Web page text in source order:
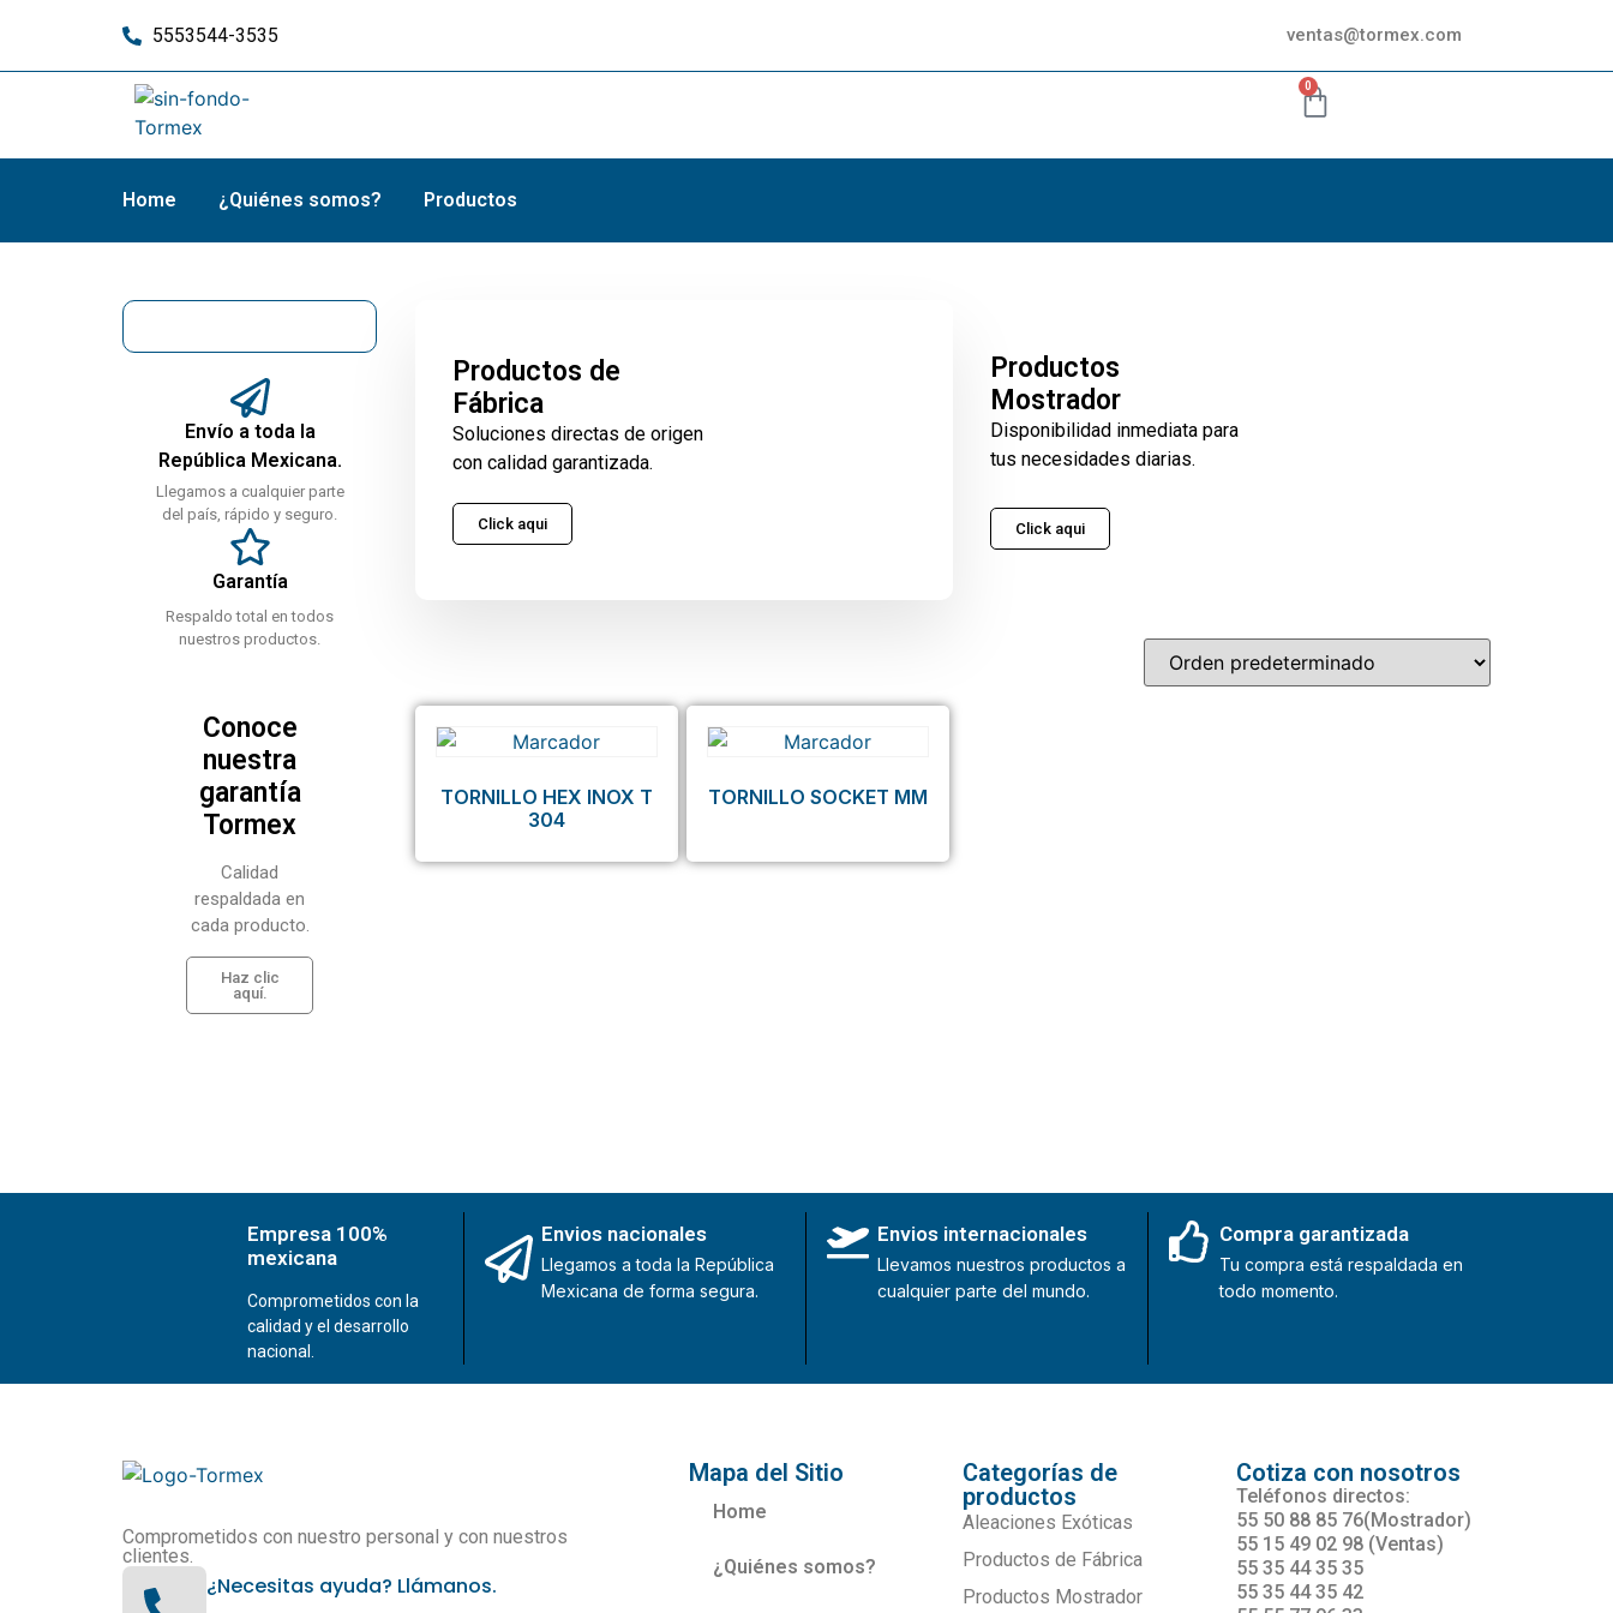
5553544-3535 ventas@tormex.com
0
Home ¿Quiénes somos? Productos
Envío a toda la
República Mexicana.
Llegamos a cualquier parte
del país, rápido y seguro.
Garantía
Respaldo total en todos
nuestros productos.
Conoce
nuestra
garantía
Tormex
Calidad
respaldada en
cada producto.
Haz clic
aquí.
Productos de
Fábrica
Soluciones directas de origen
con calidad garantizada.
Click aqui
Productos
Mostrador
Disponibilidad inmediata para
tus necesidades diarias.
Click aqui
TORNILLO HEX INOX T
304
TORNILLO SOCKET MM
Empresa 100%
mexicana
Comprometidos con la
calidad y el desarrollo
nacional.
Envios nacionales
Llegamos a toda la República
Mexicana de forma segura.
Envios internacionales
Llevamos nuestros productos a
cualquier parte del mundo.
Compra garantizada
Tu compra está respaldada en
todo momento.
Comprometidos con nuestro personal y con nuestros
clientes.
¿Necesitas ayuda? Llámanos.
Mapa del Sitio
Home
¿Quiénes somos?
Categorías de
productos
Aleaciones Exóticas
Productos de Fábrica
Productos Mostrador
Cotiza con nosotros
Teléfonos directos:
55 50 88 85 76(Mostrador)
55 15 49 02 98 (Ventas)
55 35 44 35 35
55 35 44 35 42